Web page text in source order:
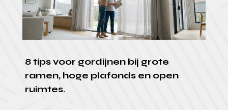
8 tips voor gordijnen bij grote
ramen, hoge plafonds en open
ruimtes.